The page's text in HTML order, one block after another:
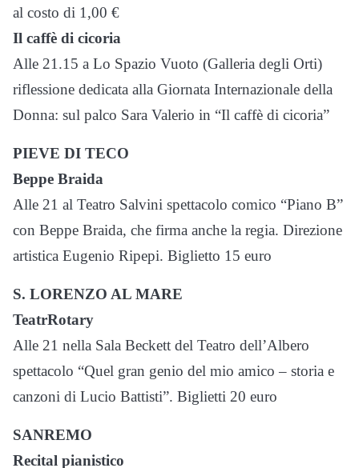
al costo di 1,00 €
Il caffè di cicoria
Alle 21.15 a Lo Spazio Vuoto (Galleria degli Orti)
riflessione dedicata alla Giornata Internazionale della
Donna: sul palco Sara Valerio in “Il caffè di cicoria”
PIEVE DI TECO
Beppe Braida
Alle 21 al Teatro Salvini spettacolo comico “Piano B”
con Beppe Braida, che firma anche la regia. Direzione
artistica Eugenio Ripepi. Biglietto 15 euro
S. LORENZO AL MARE
TeatrRotary
Alle 21 nella Sala Beckett del Teatro dell’Albero
spettacolo “Quel gran genio del mio amico – storia e
canzoni di Lucio Battisti”. Biglietti 20 euro
SANREMO
Recital pianistico